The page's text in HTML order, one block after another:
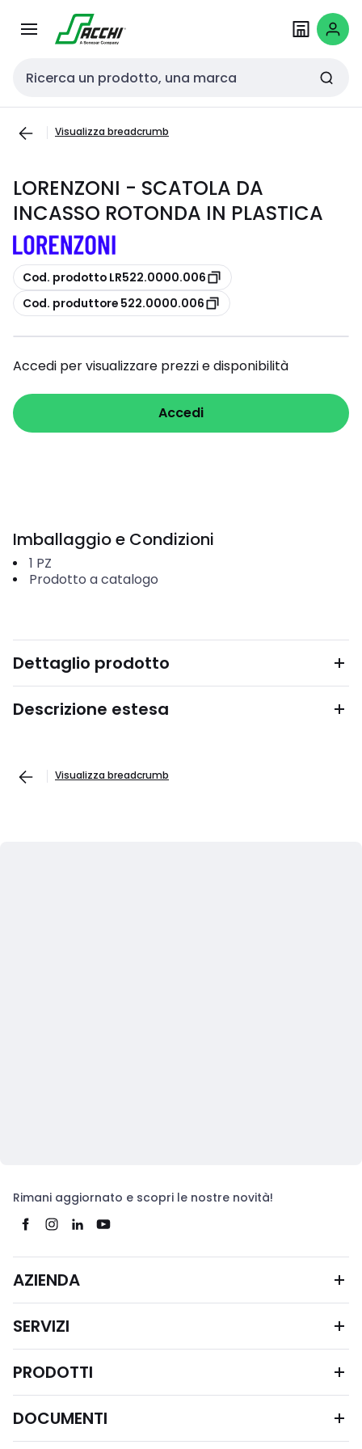
navigazionecontenuto
Cerca input
Visualizza breadcrumb
LORENZONI - SCATOLA DA
INCASSO ROTONDA IN PLASTICA
copia
Cod. prodotto LR522.0000.006
copia
Cod. produttore 522.0000.006
Accedi per visualizzare prezzi e disponibilità
Accedi
Imballaggio e Condizioni
1 PZ
Prodotto a catalogo
Dettaglio prodotto
Descrizione estesa
Visualizza breadcrumb
Rimani aggiornato e scopri le nostre novità!
AZIENDA
SERVIZI
PRODOTTI
DOCUMENTI